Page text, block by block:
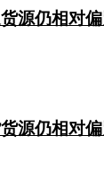
源仍相对
源仍相对